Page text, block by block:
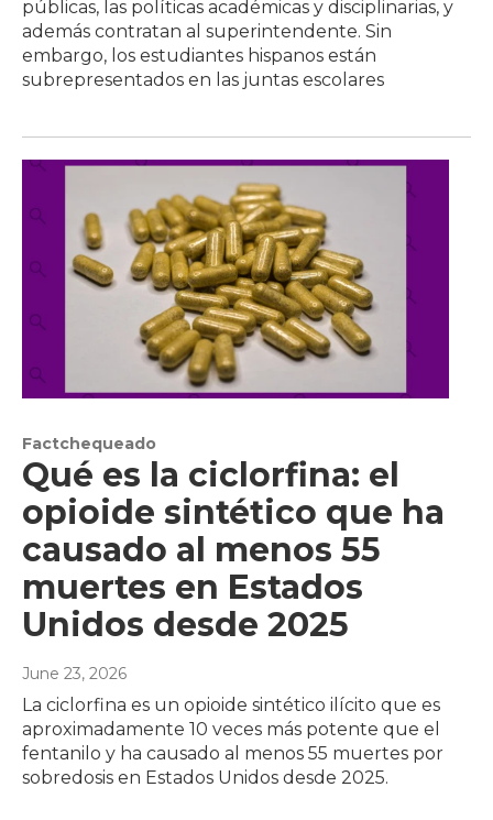
públicas, las políticas académicas y disciplinarias, y
además contratan al superintendente. Sin
embargo, los estudiantes hispanos están
subrepresentados en las juntas escolares
Factchequeado
Qué es la ciclorfina: el
opioide sintético que ha
causado al menos 55
muertes en Estados
Unidos desde 2025
June 23, 2026
La ciclorfina es un opioide sintético ilícito que es
aproximadamente 10 veces más potente que el
fentanilo y ha causado al menos 55 muertes por
sobredosis en Estados Unidos desde 2025.